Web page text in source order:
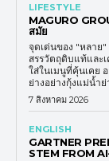
LIFESTYLE
MAGURO
สมัย
จุดเด่นของ "หลาย
สรรวัตถุดิบแท้และ
ใส่ในเมนูที่คุ้นเคย
ย่างอย่างกุ้งแม่น้ำย่
7 สิงหาคม 2026
ENGLISH
GARTNER
STEM FROM